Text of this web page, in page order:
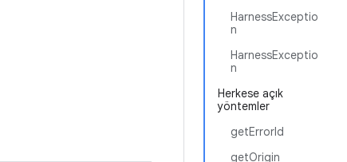
HarnessExceptio
n
HarnessExceptio
n
Herkese açık
yöntemler
getErrorId
getOrigin